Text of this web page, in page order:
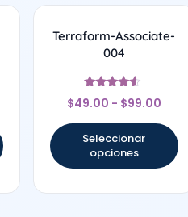
Terraform-Associate-
004
Valorado
con
$49.00 - $99.00
Seleccionar
opciones